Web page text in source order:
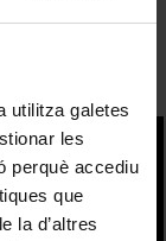
utilitza galetes
les
perquè accediu
que
la d’altres